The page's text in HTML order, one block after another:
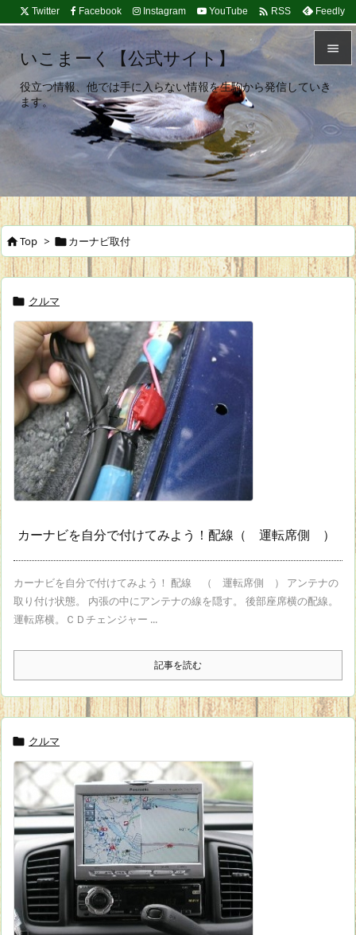


メニュ

サイド

次へ
検索
Twitter Facebook Instagram YouTube  RSS Feedly
いこまーく【公式サイト】
役立つ情報、他では手に入らない情報を生駒から発信していき
ます。
Top > カーナビ取付
 クルマ
カーナビを自分で付けてみよう！配線（ 運転席側 ）
カーナビを自分で付けてみよう！ 配線 （ 運転席側 ） アンテナの
取り付け状態。 内張の中にアンテナの線を隠す。 後部座席横の配線。
運転席横。ＣＤチェンジャー ...
記事を読む
 クルマ